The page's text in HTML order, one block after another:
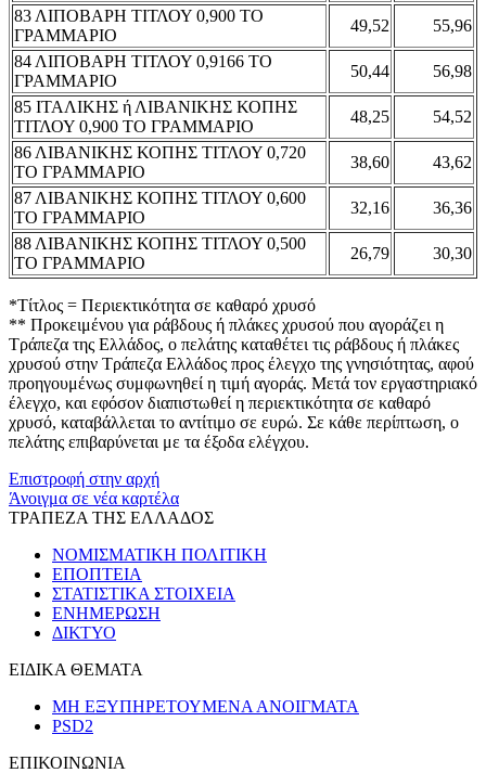
83 ΛΙΠΟΒΑΡΗ ΤΙΤΛΟΥ 0,900 ΤΟ
ΓΡΑΜΜΑΡΙΟ
49,52
55,96
84 ΛΙΠΟΒΑΡΗ ΤΙΤΛΟΥ 0,9166 ΤΟ
ΓΡΑΜΜΑΡΙΟ
50,44
56,98
85 ΙΤΑΛΙΚΗΣ ή ΛΙΒΑΝΙΚΗΣ ΚΟΠΗΣ
ΤΙΤΛΟΥ 0,900 ΤΟ ΓΡΑΜΜΑΡΙΟ
48,25
54,52
86 ΛΙΒΑΝΙΚΗΣ ΚΟΠΗΣ ΤΙΤΛΟΥ 0,720
ΤΟ ΓΡΑΜΜΑΡΙΟ
38,60
43,62
87 ΛΙΒΑΝΙΚΗΣ ΚΟΠΗΣ ΤΙΤΛΟΥ 0,600
ΤΟ ΓΡΑΜΜΑΡΙΟ
32,16
36,36
88 ΛΙΒΑΝΙΚΗΣ ΚΟΠΗΣ ΤΙΤΛΟΥ 0,500
ΤΟ ΓΡΑΜΜΑΡΙΟ
26,79 30,30
*Τίτλος = Περιεκτικότητα σε καθαρό χρυσό
** Προκειμένου για ράβδους ή πλάκες χρυσού που αγοράζει η
Τράπεζα της Ελλάδος, ο πελάτης καταθέτει τις ράβδους ή πλάκες
χρυσού στην Τράπεζα Ελλάδος προς έλεγχο της γνησιότητας, αφού
προηγουμένως συμφωνηθεί η τιμή αγοράς. Μετά τον εργαστηριακό
έλεγχο, και εφόσον διαπιστωθεί η περιεκτικότητα σε καθαρό
χρυσό, καταβάλλεται το αντίτιμο σε ευρώ. Σε κάθε περίπτωση, ο
πελάτης επιβαρύνεται με τα έξοδα ελέγχου.
Επιστροφή στην αρχή
Άνοιγμα σε νέα καρτέλα
ΤΡΑΠΕΖΑ ΤΗΣ ΕΛΛΑΔΟΣ
ΝΟΜΙΣΜΑΤΙΚΗ ΠΟΛΙΤΙΚΗ
ΕΠΟΠΤΕΙΑ
ΣΤΑΤΙΣΤΙΚΑ ΣΤΟΙΧΕΙΑ
ΕΝΗΜΕΡΩΣΗ
ΔΙΚΤΥΟ
ΕΙΔΙΚΑ ΘΕΜΑΤΑ
ΜΗ ΕΞΥΠΗΡΕΤΟΥΜΕΝΑ ΑΝΟΙΓΜΑΤΑ
PSD2
ΕΠΙΚΟΙΝΩΝΙΑ